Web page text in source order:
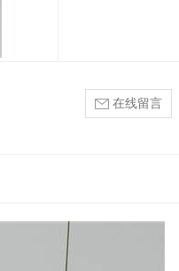
在线留言